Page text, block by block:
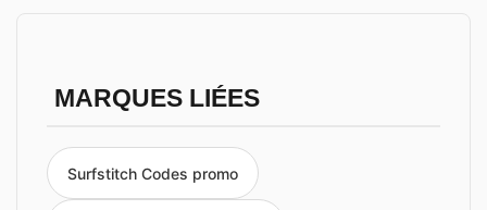
MARQUES LIÉES
Surfstitch Codes promo